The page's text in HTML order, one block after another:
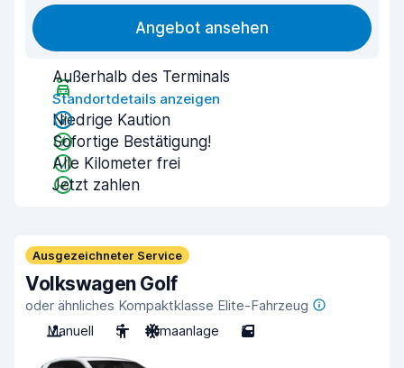
Angebot ansehen
Außerhalb des Terminals
Standortdetails anzeigen
Niedrige Kaution
Sofortige Bestätigung!
Alle Kilometer frei
Jetzt zahlen
Ausgezeichneter Service
Volkswagen Golf
oder ähnliches Kompaktklasse Elite-Fahrzeug
Manuell
5 Klimaanlage 5